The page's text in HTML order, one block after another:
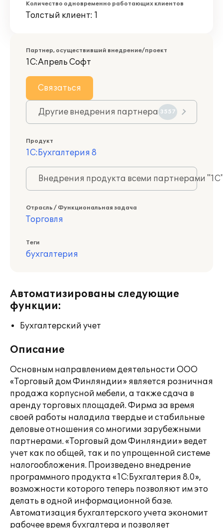
Количество одновременно работающих клиентов
Толстый клиент: 1
Партнер, осуществивший внедрение/проект
1С:Апрель Софт
Связаться
Другие внедрения партнера 3557
Продукт
1С:Бухгалтерия 8
Внедрения продукта всеми партнерами
Отрасль / Функциональная задача
Торговля
Теги
бухгалтерия
Автоматизированы следующие
функции:
Бухгалтерский учет
Описание
Основным направлением деятельности ООО
«Торговый дом Финляндии» является розничная
продажа корпусной мебели, а также сдача в
аренду торговых площадей. Фирма за время
своей работы наладила твердые и стабильные
деловые отношения со многими зарубежными
партнерами. «Торговый дом Финляндии» ведет
учет как по общей, так и по упрощенной системе
налогообложения. Произведено внедрение
программного продукта «1C:Бухгалтерия 8.0»,
возможности которого теперь позволяют им это
делать в одной информационной базе.
Автоматизация бухгалтерского учета экономит
рабочее время бухгалтера и позволяет